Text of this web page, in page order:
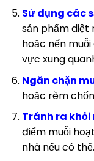
Sử dụng các
sản phẩm diệt
hoặc nến
vực xung
Ngăn chặn
hoặc rèm
Tránh ra
điểm muỗi
nhà nếu có thể.